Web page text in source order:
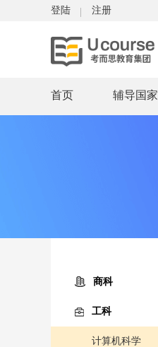
登陆 注册
首页 辅导国家
商科
工科
计算机科学